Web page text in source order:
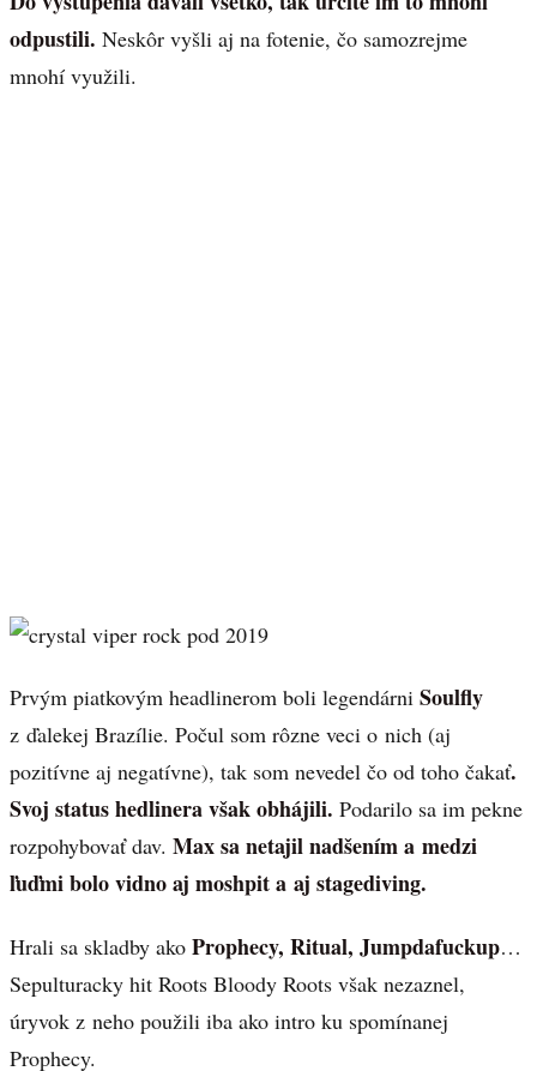
odpustili. Neskôr vyšli aj na fotenie, čo samozrejme
mnohí využili.
Prvým piatkovým headlinerom boli legendárni Soulfly
z ďalekej Brazílie. Počul som rôzne veci o nich (aj
pozitívne aj negatívne), tak som nevedel čo od toho čakať.
Svoj status hedlinera však obhájili. Podarilo sa im pekne
rozpohybovať dav. Max sa netajil nadšením a medzi
ľuďmi bolo vidno aj moshpit a aj stagediving.
Hrali sa skladby ako Prophecy, Ritual, Jumpdafuckup…
Sepulturacky hit Roots Bloody Roots však nezaznel,
úryvok z neho použili iba ako intro ku spomínanej
Prophecy.